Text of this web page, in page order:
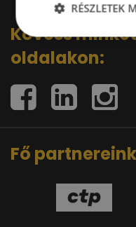
Kövess
oldalakon:
Fő partnereink
RÉSZLETEK